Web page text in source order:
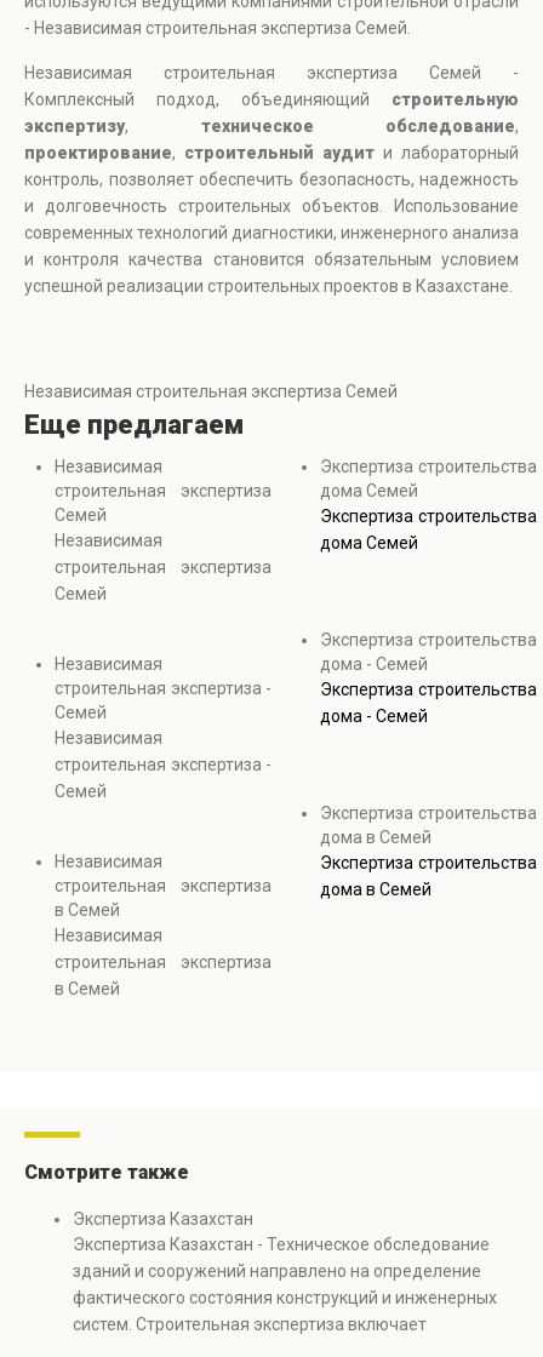
- Независимая строительная экспертиза Семей.
Независимая строительная экспертиза Семей -
Комплексный подход, объединяющий строительную
экспертизу, техническое обследование,
проектирование, строительный аудит и лабораторный
контроль, позволяет обеспечить безопасность, надежность
и долговечность строительных объектов. Использование
современных технологий диагностики, инженерного анализа
и контроля качества становится обязательным условием
успешной реализации строительных проектов в Казахстане.
Независимая строительная экспертиза Семей
Еще предлагаем
Независимая
строительная экспертиза
Семей
Независимая
строительная экспертиза
Семей
Независимая
строительная экспертиза -
Семей
Независимая
строительная экспертиза -
Семей
Независимая
строительная экспертиза
в Семей
Независимая
строительная экспертиза
в Семей
Экспертиза строительства
дома Семей
Экспертиза строительства
дома Семей
Экспертиза строительства
дома - Семей
Экспертиза строительства
дома - Семей
Экспертиза строительства
дома в Семей
Экспертиза строительства
дома в Семей
Смотрите также
Экспертиза Казахстан
Экспертиза Казахстан - Техническое обследование
зданий и сооружений направлено на определение
фактического состояния конструкций и инженерных
систем. Строительная экспертиза включает